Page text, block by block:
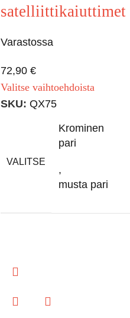
satelliittikaiuttimet
Varastossa
72,90 €
Valitse vaihtoehdoista
SKU: QX75
VALITSE
Krominen
pari
,
musta pari